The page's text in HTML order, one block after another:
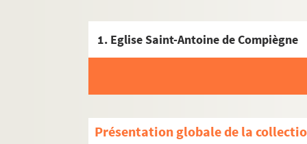
1. Eglise Saint-Antoine de Compiègne
Présentation globale de la
Botanique
Sciences